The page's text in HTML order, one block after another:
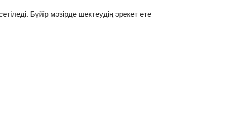
Бүйір мәзірде шектеудің әрекет ете